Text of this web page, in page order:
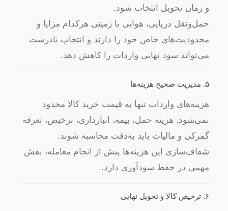
و زمان تحویل انتخاب شود.
حمل‌ونقل دریایی، هوایی یا زمینی هرکدام مزایا و
محدودیت‌های خاص خود را دارند و انتخاب نادرست
می‌تواند سود نهایی واردات را کاهش دهد.
۵. مدیریت صحیح هزینه‌ها
هزینه‌های واردات تنها به قیمت خرید کالا محدود
نمی‌شود. هزینه حمل، بیمه، انبارداری، ترخیص، تعرفه
گمرکی و مالیات باید به‌دقت محاسبه شوند.
شفاف‌سازی این هزینه‌ها پیش از انجام معامله، نقش
مهمی در حفظ سودآوری دارد.
۶. ترخیص کالا و تحویل نهایی